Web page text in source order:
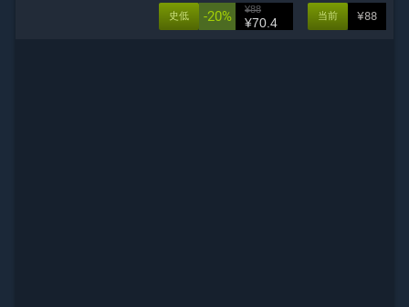
¥88
当前
-20% ¥88
¥70.4
史低